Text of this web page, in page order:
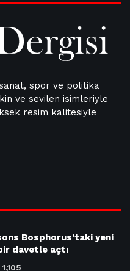
spor ve politika
ve sevilen isimleriyle
resim kalitesiyle
Bosphorus’taki yeni
davetle açtı
1,105